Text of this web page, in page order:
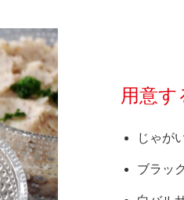
用意す
じゃが
ブラッ